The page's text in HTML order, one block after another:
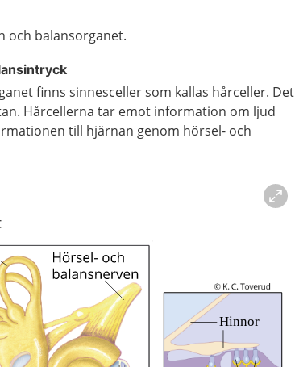
och balansorganet.
finns sinnesceller som kallas hårceller. Det
Hårcellerna tar emot information om ljud
till hjärnan genom hörsel- och